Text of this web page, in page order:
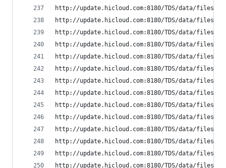
http://update.hicloud.com:8180/TDS/data/files/p9/
http://update.hicloud.com:8180/TDS/data/files/p9/
http://update.hicloud.com:8180/TDS/data/files/p9/
http://update.hicloud.com:8180/TDS/data/files/p9/
http://update.hicloud.com:8180/TDS/data/files/p9/
http://update.hicloud.com:8180/TDS/data/files/p9/
http://update.hicloud.com:8180/TDS/data/files/p9/
http://update.hicloud.com:8180/TDS/data/files/p9/
http://update.hicloud.com:8180/TDS/data/files/p9/
http://update.hicloud.com:8180/TDS/data/files/p9/
http://update.hicloud.com:8180/TDS/data/files/p9/
http://update.hicloud.com:8180/TDS/data/files/p9/
http://update.hicloud.com:8180/TDS/data/files/p9/
http://update.hicloud.com:8180/TDS/data/files/p9/